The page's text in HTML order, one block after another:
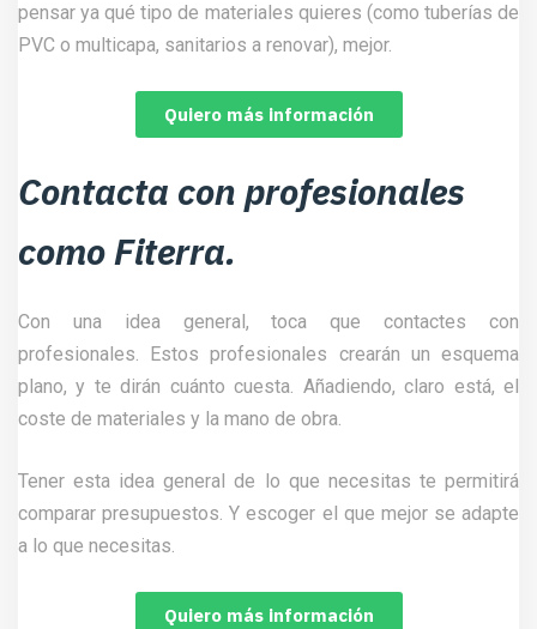
pensar ya qué tipo de materiales quieres (como tuberías de
PVC o multicapa, sanitarios a renovar), mejor.
Quiero más información
Contacta con profesionales
como Fiterra.
Con una idea general, toca que contactes con
profesionales. Estos profesionales crearán un esquema
plano, y te dirán cuánto cuesta. Añadiendo, claro está, el
coste de materiales y la mano de obra.
Tener esta idea general de lo que necesitas te permitirá
comparar presupuestos. Y escoger el que mejor se adapte
a lo que necesitas.
Quiero más información